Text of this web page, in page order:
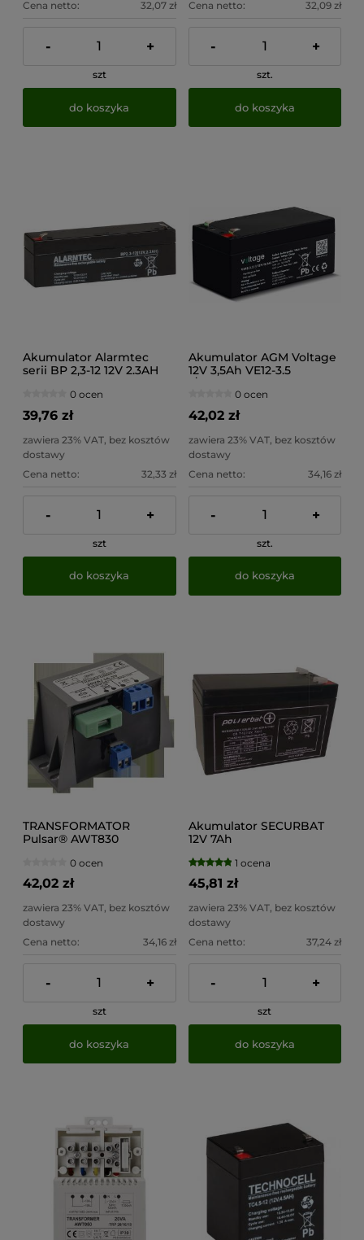
Cena netto: 32,07 zł
- +
szt
do koszyka
Cena netto: 32,09 zł
- +
szt.
do koszyka
Akumulator Alarmtec
serii BP 2,3-12 12V 2.3AH
0 ocen
39,76 zł
zawiera 23% VAT, bez kosztów
dostawy
Cena netto:
32,33 zł
- +
szt
do koszyka
Akumulator AGM Voltage
12V 3,5Ah VE12-3.5
0 ocen
42,02 zł
zawiera 23% VAT, bez kosztów
dostawy
Cena netto:
34,16 zł
- +
szt.
do koszyka
TRANSFORMATOR
Pulsar® AWT830
0 ocen
42,02 zł
zawiera 23% VAT, bez kosztów
dostawy
Cena netto:
34,16 zł
- +
szt
do koszyka
Akumulator SECURBAT
12V 7Ah
1 ocena
45,81 zł
zawiera 23% VAT, bez kosztów
dostawy
Cena netto:
37,24 zł
- +
szt
do koszyka